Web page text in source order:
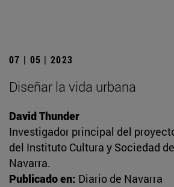
07 | 05 | 2023
Diseñar la vida urbana
David Thunder
Investigador principal del
del Instituto Cultura y Sociedad
Navarra.
Publicado en: Diario de Navarra